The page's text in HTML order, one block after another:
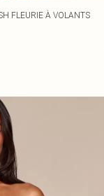
FLEURIE À VOLANTS